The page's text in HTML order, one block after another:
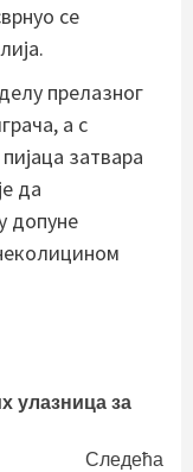
се
прелазног
а с
затвара
да
допуне
улазница за
Следећа